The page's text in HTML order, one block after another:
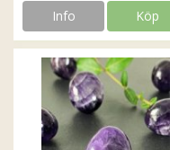
Info Köp